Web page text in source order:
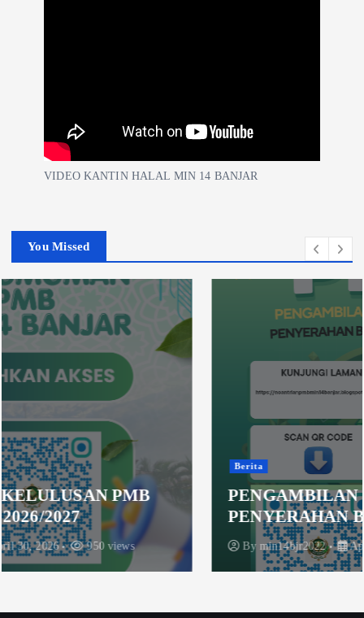
VIDEO KANTIN HALAL MIN 14 BANJAR
You Missed
Berita
PENGAMBILAN NO ANTRIAN
PENYERAHAN BEKAS
Bymin14bjr2022 April 3, 2026 1293 views